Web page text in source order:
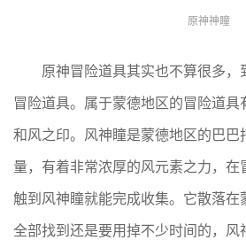
原神神瞳
原神冒险道具其实也不算很多
冒险道具。属于蒙德地区的冒险道
和风之印。风神瞳是蒙德地区的巴巴
量，有着非常浓厚的风元素之力，
触到风神瞳就能完成收集。它散落在
全部找到还是要用掉不少时间的，风